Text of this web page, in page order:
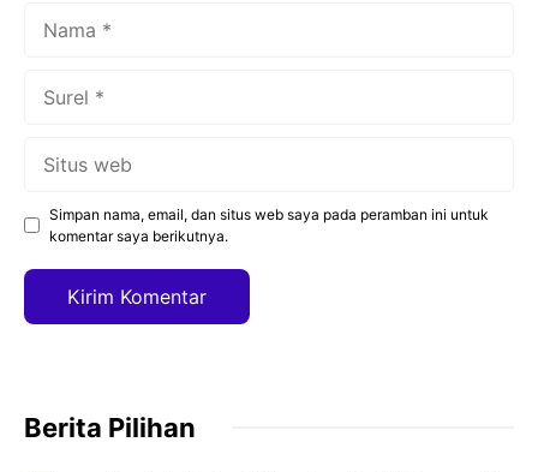
Simpan nama, email, dan situs web saya pada peramban ini untuk
komentar saya berikutnya.
Berita Pilihan